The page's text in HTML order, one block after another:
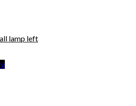
lamp left